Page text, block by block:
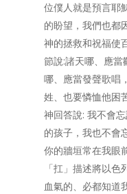
位僕人就是預言耶
的盼望，我們也都
神的拯救和祝福使
節說:諸天哪、應當
哪、應當發聲歌唱
姓、也要憐恤他困
神回答說: 我不會
的孩子，我也不會
你的牆垣常在我眼
「扛」描述將以
血氣的、必都知道